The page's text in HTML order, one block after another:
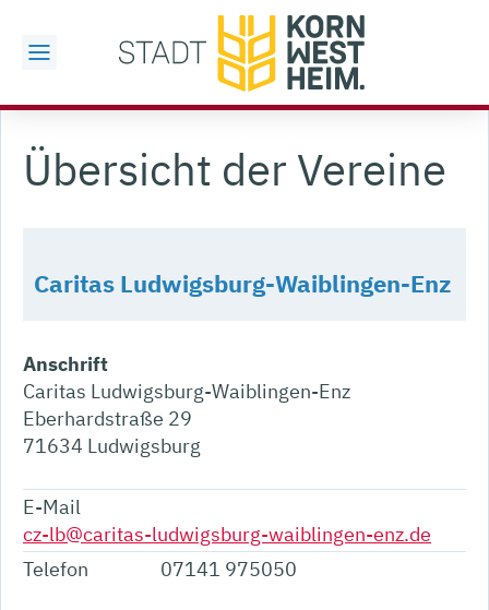
Übersicht der Vereine
Caritas Ludwigsburg-Waiblingen-Enz
Anschrift
Caritas Ludwigsburg-Waiblingen-Enz
Eberhardstraße 29
71634 Ludwigsburg
E-Mail
cz-lb@caritas-ludwigsburg-waiblingen-enz.de
Telefon
07141 975050